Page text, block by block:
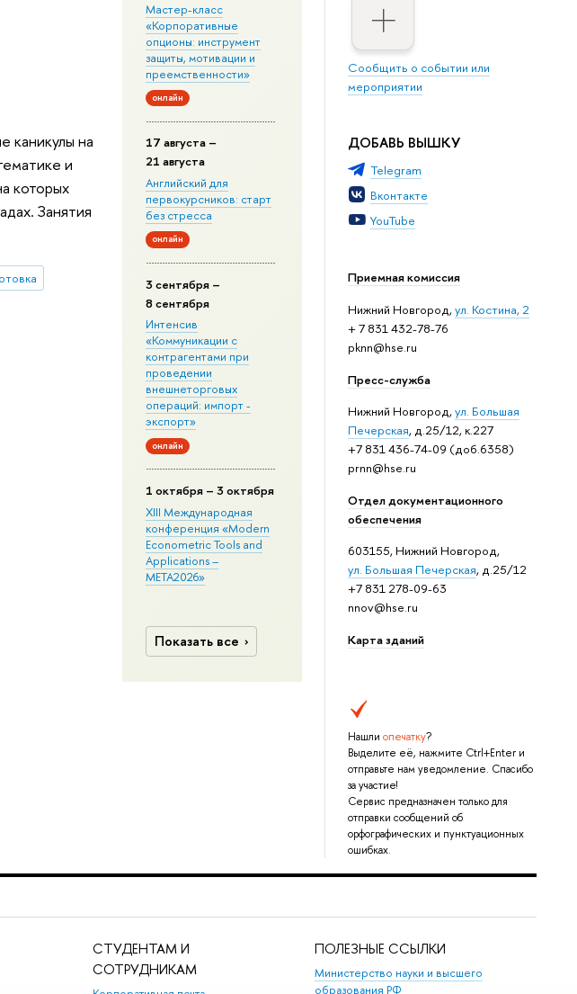
Сообщить о событии или
мероприятии
ДОБАВЬ ВЫШКУ
Telegram
Вконтакте
YouTube
Приемная комиссия
Нижний Новгород,ул. Костина, 2
+ 7 831 432-78-76
pknn@hse.ru
Пресс-служба
Нижний Новгород,ул. Большая
Печерская, д.25/12, к.227
+7 831 436-74-09 (доб.6358)
prnn@hse.ru
Отдел документационного
обеспечения
603155, Нижний Новгород,
ул. Большая Печерская, д.25/12
+7 831 278-09-63
nnov@hse.ru
Карта зданий
Нашли опечатку?
Выделите её, нажмите Ctrl+Enter и
отправьте нам уведомление. Спасибо
за участие!
Сервис предназначен только для
отправки сообщений об
орфографических и пунктуационных
ошибках.
Мастер-класс
«Корпоративные
опционы: инструмент
защиты, мотивации и
преемственности»
онлайн
17 августа –
21 августа
Английский для
первокурсников: старт
без стресса
онлайн
3 сентября –
8 сентября
Интенсив
«Коммуникации с
контрагентами при
проведении
внешнеторговых
операций: импорт -
экспорт»
онлайн
1 октября – 3 октября
XIII Международная
конференция «Modern
Econometric Tools and
Applications –
META2026»
Показать все
каникулы на
и
которых
Занятия
СТУДЕНТАМ И
СОТРУДНИКАМ
ПОЛЕЗНЫЕ ССЫЛКИ
Министерство науки и высшего
образования РФ